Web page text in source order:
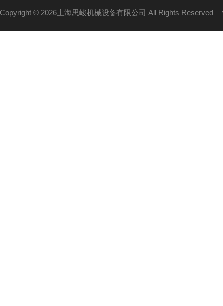
Copyright © 2026上海思峻机械设备有限公司 All Rights Reserved